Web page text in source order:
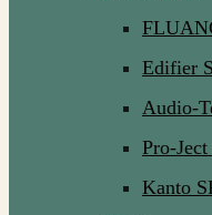
Edifier
Audio-
Pro-Ject
Kanto